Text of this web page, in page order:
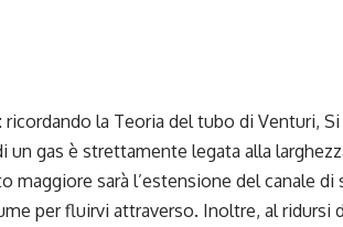
ricordando la Teoria del tubo di Venturi,
un gas è strettamente legata alla
maggiore sarà l’estensione del canale
per fluirvi attraverso. Inoltre, al ridursi